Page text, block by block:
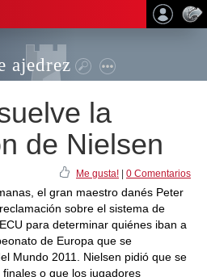
ajedrez
la
de Nielsen
Me gusta! 0 Comentarios
el gran maestro danés Peter
sobre el sistema de
para determinar quiénes iban a
de Europa que se
Mundo 2011. Nielsen pidió que se
o que los jugadores